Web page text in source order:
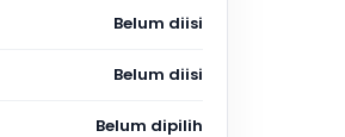
Belum diisi
Belum diisi
Belum dipilih